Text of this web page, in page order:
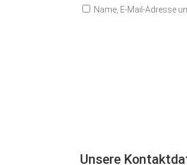
Name, E-Mail-Adresse
Unsere